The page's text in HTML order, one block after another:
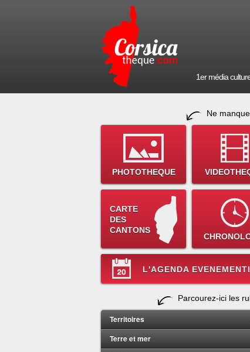
1er média
Ne
PHOTOTHEQUE
CARTE
DES
CANTONS
L'AGENDA
Parcourez-ici les
Territoires
Terre et mer